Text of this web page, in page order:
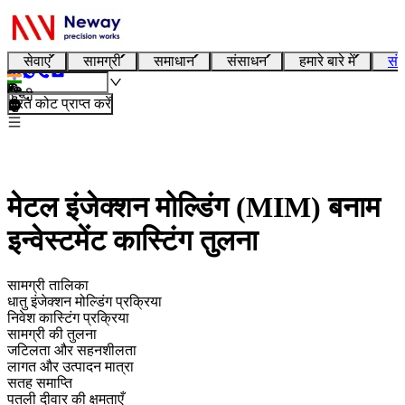
सेवाएं सामग्री समाधान संसाधन हमारे बारे में
हिन्दी
तुरंत कोट प्राप्त करें
मेटल इंजेक्शन मोल्डिंग (MIM) बनाम
इन्वेस्टमेंट कास्टिंग तुलना
सामग्री तालिका
धातु इंजेक्शन मोल्डिंग प्रक्रिया
निवेश कास्टिंग प्रक्रिया
सामग्री की तुलना
जटिलता और सहनशीलता
लागत और उत्पादन मात्रा
सतह समाप्ति
पतली दीवार की क्षमताएँ